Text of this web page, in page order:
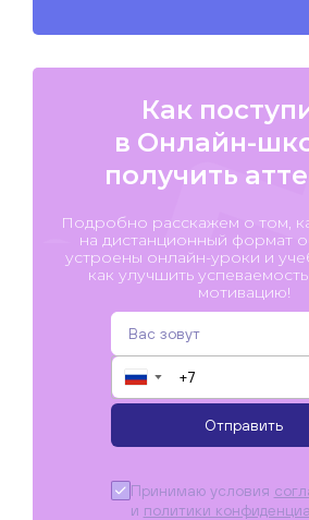
Как
в Онлайн-
получить
Подробно расскажем о том,
на дистанционный формат
устроены онлайн-уроки и
как улучшить
мотивацию!
▼
Отправить
Принимаю условия
и политики